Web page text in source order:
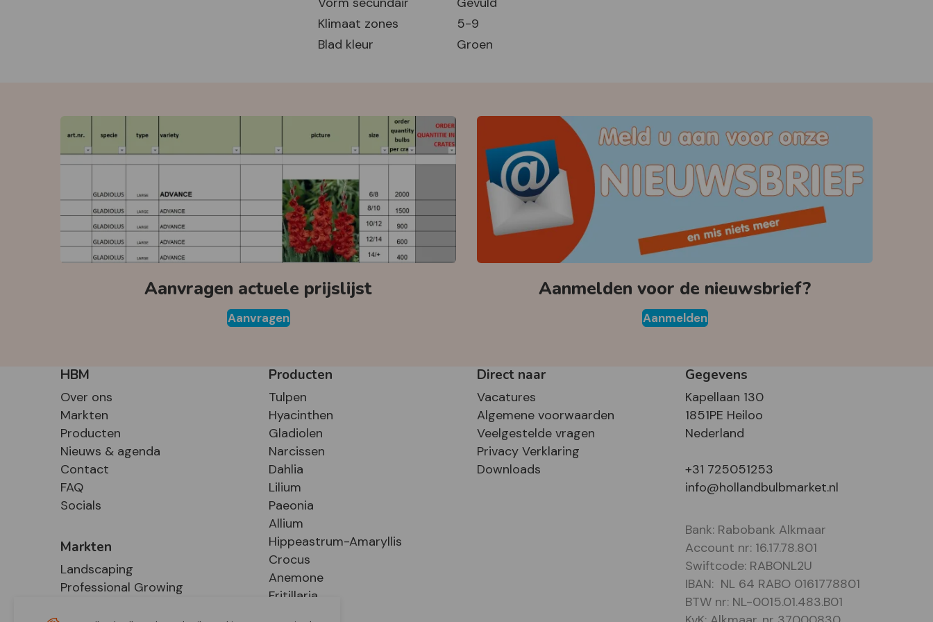
Klimaat zones
5-9
Blad kleur
Groen
Aanvragen actuele prijslijst
Aanvragen
Aanmelden voor de nieuwsbrief?
Aanmelden
HBM
Over ons
Markten
Producten
Nieuws & agenda
Contact
FAQ
Socials
Markten
Landscaping
Professional Growing
Producten
Tulpen
Hyacinthen
Gladiolen
Narcissen
Dahlia
Lilium
Paeonia
Allium
Hippeastrum-Amaryllis
Crocus
Anemone
Fritillaria
Direct naar
Vacatures
Algemene voorwaarden
Veelgestelde vragen
Privacy Verklaring
Downloads
Gegevens
Kapellaan 130
1851PE Heiloo
Nederland
+31 725051253
info@hollandbulbmarket.nl
Bank: Rabobank Alkmaar
Account nr: 16.17.78.801
Swiftcode: RABONL2U
IBAN: NL 64 RABO 0161778801
BTW nr: NL-0015.01.483.B01